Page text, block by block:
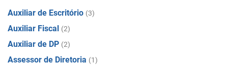
Auxiliar de Escritório (3)
Auxiliar Fiscal (2)
Auxiliar de DP (2)
Assessor de Diretoria (1)